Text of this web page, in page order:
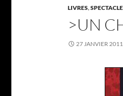
LIVRES,
>UN
27 JANVIER 2011